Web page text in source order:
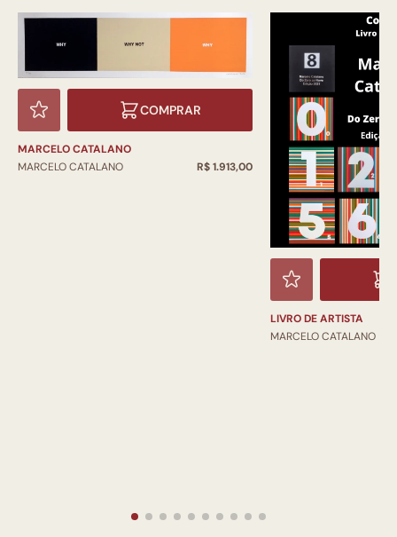
COMPRAR
MARCELO CATALANO
MARCELO CATALANO
R$ 1.913,00
LIVRO DE ARTISTA
MARCELO CATALANO